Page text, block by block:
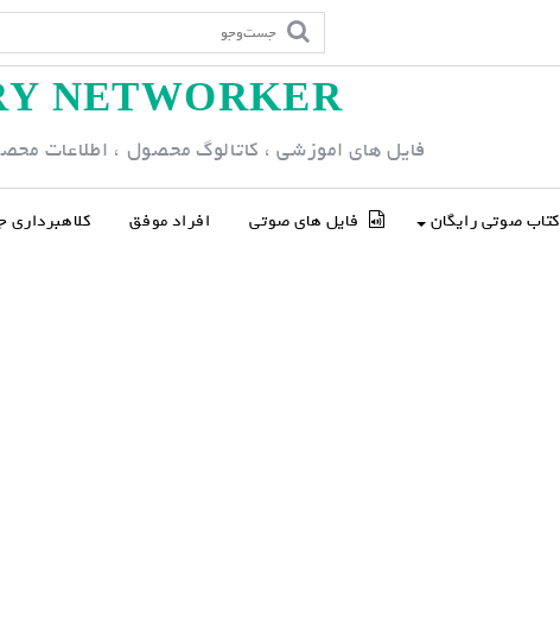
NETWORKER
فایل های اموزشی ، کاتالوگ محصول ، اطلاعات
کتاب صوتی رایگان فایل های صوتی افراد موفق